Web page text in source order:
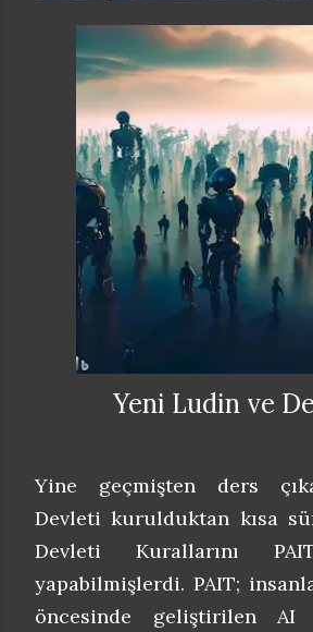
Yeni Ludin ve
Yine geçmişten ders
Devleti kurulduktan kısa
Devleti Kurallarını
yapabilmişlerdi. PAIT;
öncesinde geliştirilen AI